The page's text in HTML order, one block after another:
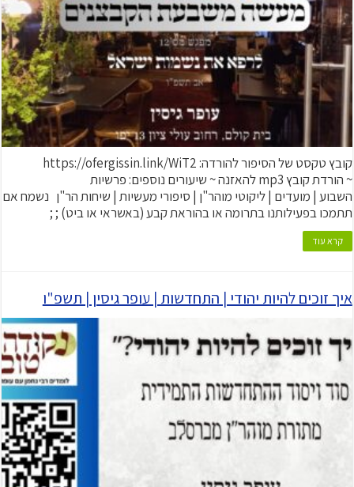
קובץ טקסט של הסיפור להורדה: https://ofergissin.link/WiT2
~ הורדת קובץ mp3 להאזנה ~ שיעורים נוספים: פרשיות
השבוע | מועדים | ליקוטי מוהר"ן | סיפורי מעשיות | שיחות הר"ן נשמח אם
תתמכו בפעילותנו בתרומה או בהוראת קבע (באשראי או ביט) ; ;
קרא עוד
איך זוכים להיות יהודי | התחדשות | עופר גיסין | תשפ"ו